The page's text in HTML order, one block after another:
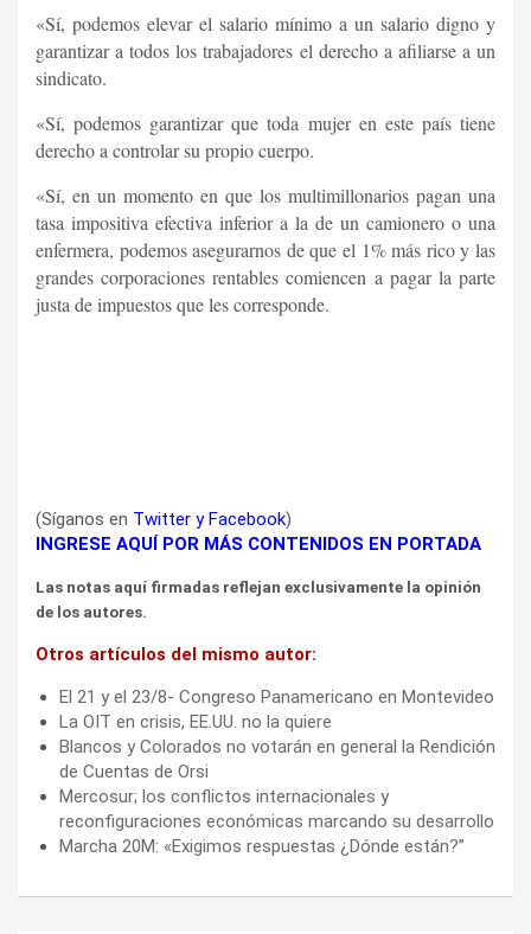
«Sí, podemos elevar el salario mínimo a un salario digno y
garantizar a todos los trabajadores el derecho a afiliarse a un
sindicato.
«Sí, podemos garantizar que toda mujer en este país tiene
derecho a controlar su propio cuerpo.
«Sí, en un momento en que los multimillonarios pagan una
tasa impositiva efectiva inferior a la de un camionero o una
enfermera, podemos asegurarnos de que el 1% más rico y las
grandes corporaciones rentables comiencen a pagar la parte
justa de impuestos que les corresponde.
(Síganos en Twitter yFacebook)
INGRESE AQUÍ POR MÁS CONTENIDOS EN PORTADA
Las notas aquí firmadas reflejan exclusivamente la opinión
de los autores.
Otros artículos del mismo autor:
El 21 y el 23/8- Congreso Panamericano en Montevideo
La OIT en crisis, EE.UU. no la quiere
Blancos y Colorados no votarán en general la Rendición
de Cuentas de Orsi
Mercosur; los conflictos internacionales y
reconfiguraciones económicas marcando su desarrollo
Marcha 20M: «Exigimos respuestas ¿Dónde están?”